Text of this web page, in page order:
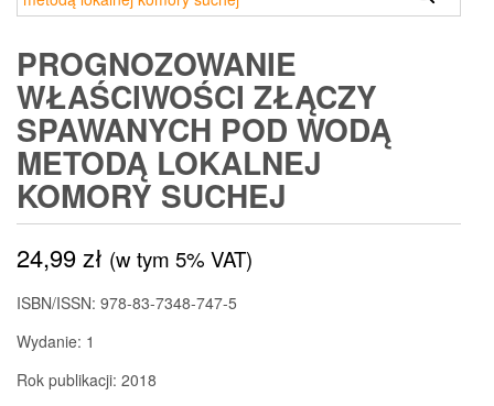
PROGNOZOWANIE
WŁAŚCIWOŚCI ZŁĄCZY
SPAWANYCH POD WODĄ
METODĄ LOKALNEJ
KOMORY SUCHEJ
24,99zł (w tym 5% VAT)
ISBN/ISSN: 978-83-7348-747-5
Wydanie: 1
Rok publikacji: 2018